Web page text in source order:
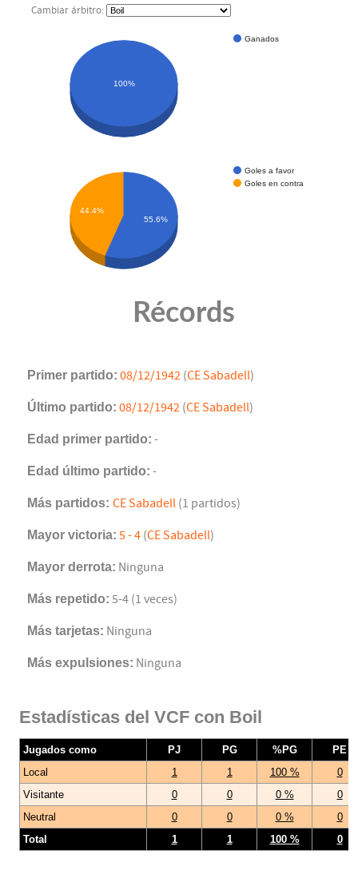
Cambiar árbitro:
Ganados
100%
Goles a favor
Goles en contra
44.4%
55.6%
Récords
Primer partido: 08/12/1942 (CE Sabadell)
Último partido: 08/12/1942 (CE Sabadell)
Edad primer partido: -
Edad último partido: -
Más partidos: CE Sabadell (1 partidos)
Mayor victoria: 5 - 4 (CE Sabadell)
Mayor derrota: Ninguna
Más repetido: 5-4 (1 veces)
Más tarjetas: Ninguna
Más expulsiones: Ninguna
Estadísticas del VCF con Boil
Jugados como PJ PG %PG
PE
Local
1 1 100 %
0
Visitante
0 0 0 %
0
Neutral
0 0 0 %
0
Total
1 1 100 % 0